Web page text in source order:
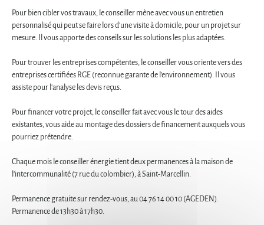
Pour bien cibler vos travaux, le conseiller mène avec vous un entretien
personnalisé qui peut se faire lors d'une visite à domicile, pour un projet sur
mesure. Il vous apporte des conseils sur les solutions les plus adaptées.
Pour trouver les entreprises compétentes, le conseiller vous oriente vers des
entreprises certifiées RGE (reconnue garante de l'environnement). Il vous
assiste pour l'analyse les devis reçus.
Pour financer votre projet, le conseiller fait avec vous le tour des aides
existantes, vous aide au montage des dossiers de financement auxquels vous
pourriez prétendre.
Chaque mois le conseiller énergie tient deux permanences à la maison de
l'intercommunalité (7 rue du colombier), à Saint-Marcellin.
Permanence gratuite sur rendez-vous, au 04 76 14 00 10 (AGEDEN).
Permanence de 13h30 à 17h30.